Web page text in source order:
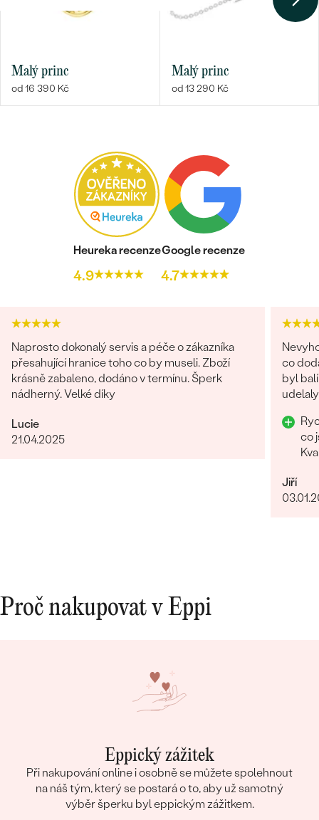
Malý princ
od 16 390 Kč
Malý princ
od 13 290 Kč
Heureka recenze
4.9
Google recenze
4.7
Naprosto dokonalý servis a péče o zákazníka
přesahující hranice toho co by museli. Zboží
krásně zabaleno, dodáno v termínu. Šperk
nádherný. Velké díky
Lucie
21.04.2025
co
byl
Rychlost
co
Jiří
Proč nakupovat v Eppi
Eppický zážitek
Při nakupování online i osobně se můžete spolehnout
na náš tým, který se postará o to, aby už samotný
výběr šperku byl eppickým zážitkem.